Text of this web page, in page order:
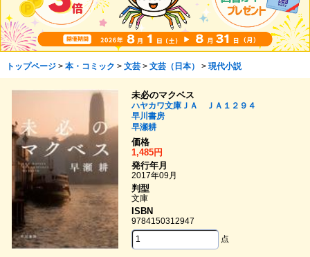
トップページ> 本・コミック > 文芸> 文芸（日本） > 現代小説
未必のマクベス
ハヤカワ文庫ＪＡ ＪＡ１２９４
早川書房
早瀬耕
価格
1,485円
発行年月
2017年09月
判型
文庫
ISBN
9784150312947
点